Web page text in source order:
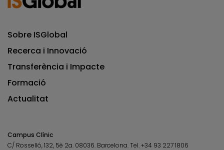
Sobre ISGlobal
Recerca i Innovació
Transferència i Impacte
Formació
Actualitat
Campus Clínic
C/ Rosselló, 132, 5è 2a. 08036. Barcelona.Tel.+34 93 227 1806